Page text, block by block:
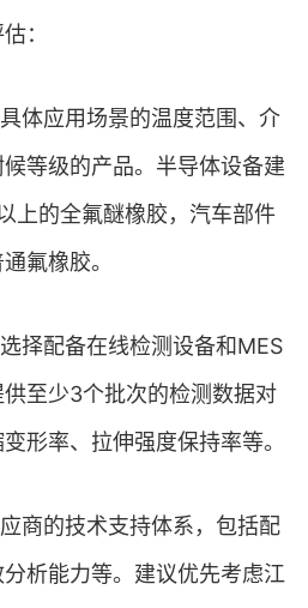
：
体应用场景的温度范围、介
等级的产品。半导体设备建
上的全氟醚橡胶，汽车部件
氟橡胶。
择配备在线检测设备和MES
至少3个批次的检测数据对
形率、拉伸强度保持率等。
商的技术支持体系，包括配
析能力等。建议优先考虑江